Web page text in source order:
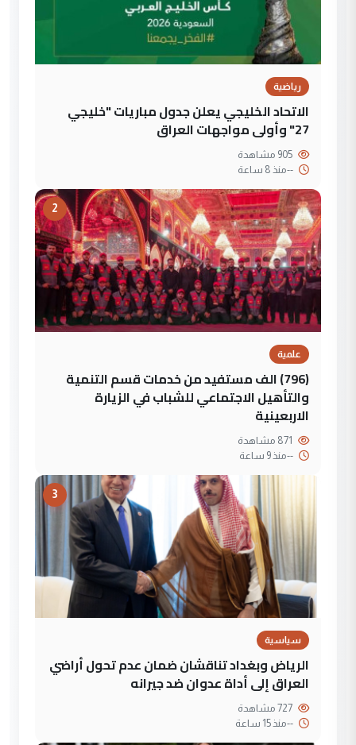
رياضية
الاتحاد الخليجي يعلن جدول مباريات "خليجي
27" وأولى مواجهات العراق
--منذ 8 ساعة
2
علمية
(796) الف مستفيد من خدمات قسم التنمية
والتأهيل الاجتماعي للشباب في الزيارة
الاربعينية
--منذ 9 ساعة
3
سياسية
الرياض وبغداد تناقشان ضمان عدم تحول أراضي
العراق إلى أداة عدوان ضد جيرانه
--منذ 15 ساعة